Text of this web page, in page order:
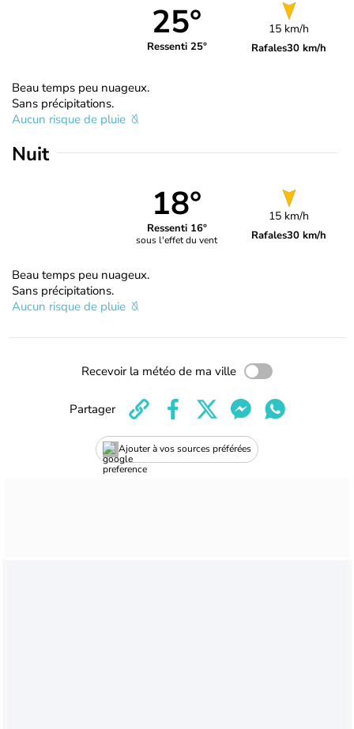
25°
Ressenti 25°
15 km/h
Rafales30 km/h
Beau temps peu nuageux.
Sans précipitations.
Aucun risque de pluie
Nuit
18°
Ressenti 16°
sous l'effet du vent
15 km/h
Rafales30 km/h
Beau temps peu nuageux.
Sans précipitations.
Aucun risque de pluie
Recevoir la météo de ma ville
Ajouter à vos sources préférées
Partager